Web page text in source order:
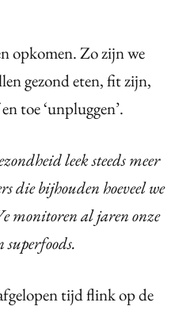
opkomen. Zo zijn we
gezond eten, fit zijn,
toe ‘unpluggen’.
leek steeds meer
die bijhouden hoeveel we
monitoren al jaren onze
tijd flink op de